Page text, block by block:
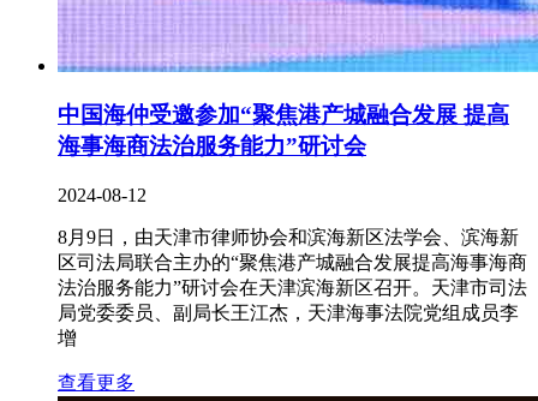
中国海仲受邀参加“聚焦港产城融合发展 提高
海事海商法治服务能力”研讨会
2024-08-12
8月9日，由天津市律师协会和滨海新区法学会、滨海新
区司法局联合主办的“聚焦港产城融合发展提高海事海商
法治服务能力”研讨会在天津滨海新区召开。天津市司法
局党委委员、副局长王江杰，天津海事法院党组成员李
增
查看更多